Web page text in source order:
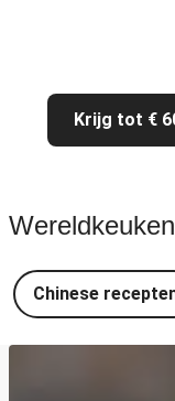
Krijg tot €
Chinese